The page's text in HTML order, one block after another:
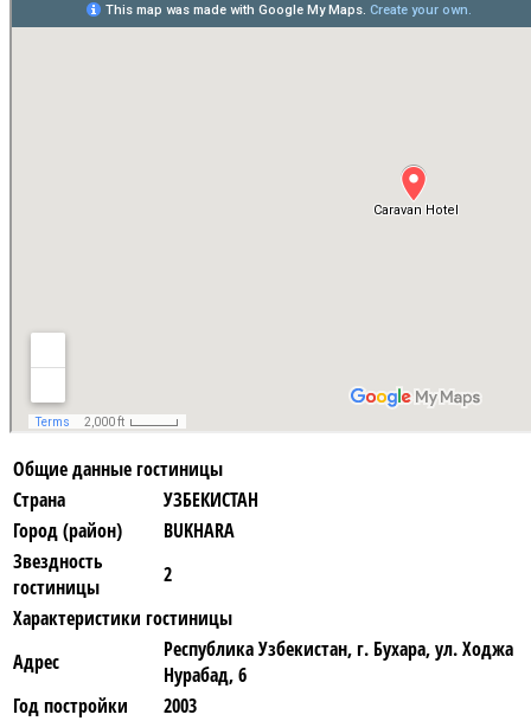
Общие данные гостиницы
Страна
УЗБЕКИСТАН
Город (район)
BUKHARA
Звездность
гостиницы
2
Характеристики гостиницы
Адрес
Республика Узбекистан, г. Бухара, ул. Ходжа
Нурабад, 6
Год постройки
2003